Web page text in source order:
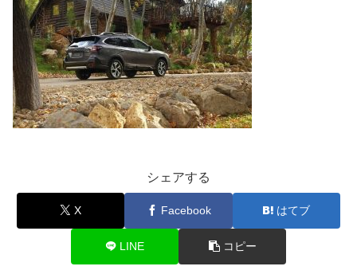
シェアする
X Facebook はてブ
LINE コピー